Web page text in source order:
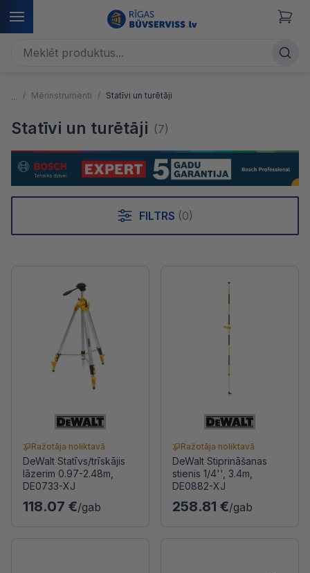
Mērinstrumenti Statīvi un turētāji
Statīvi un turētāji (7)
FILTRS (0)
Ražotāja noliktavā
DeWalt Statīvs/trīskājis
lāzerim 0.97-2.48m,
DE0733-XJ
118.07 €/gab
Ražotāja noliktavā
DeWalt Stiprināšanas
stienis 1/4'', 3.4m,
DE0882-XJ
258.81 €/gab